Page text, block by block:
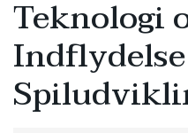
Teknologi